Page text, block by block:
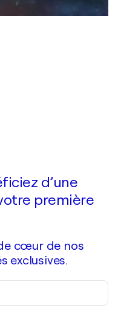
d’une
première
cœur de nos
exclusives.